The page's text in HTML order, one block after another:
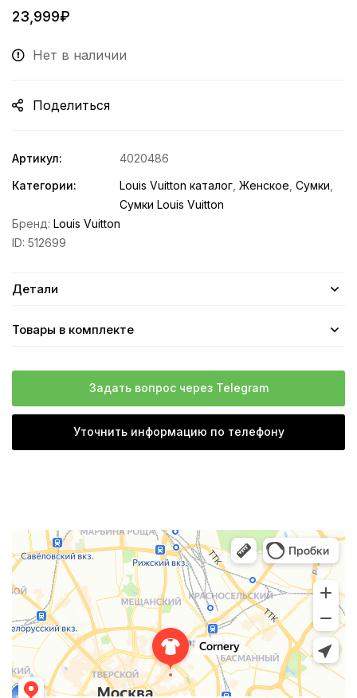
23,999₽
Нет в наличии
Поделиться
Артикул:
4020486
Категории:
Louis Vuitton каталог Женское Сумки
Сумки Louis Vuitton
Бренд: Louis Vuitton
ID: 512699
Детали
Товары в комплекте
Задать вопрос через Telegram
Уточнить информацию по телефону